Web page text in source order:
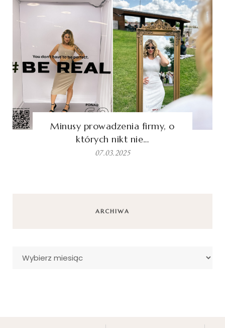
Minusy prowadzenia firmy, o
których nikt nie…
07.03.2025
ARCHIWA